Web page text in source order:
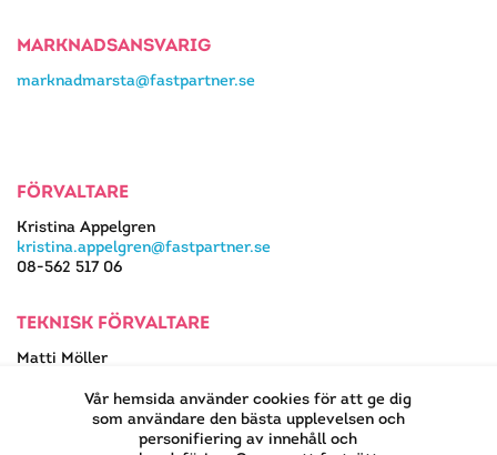
MARKNADSANSVARIG
marknadmarsta@fastpartner.se
FÖRVALTARE
Kristina Appelgren
kristina.appelgren@fastpartner.se
08-562 517 06
TEKNISK FÖRVALTARE
Matti Möller
matti.moller@fastpartner.se
Vår hemsida använder cookies för att ge dig
som användare den bästa upplevelsen och
personifiering av innehåll och